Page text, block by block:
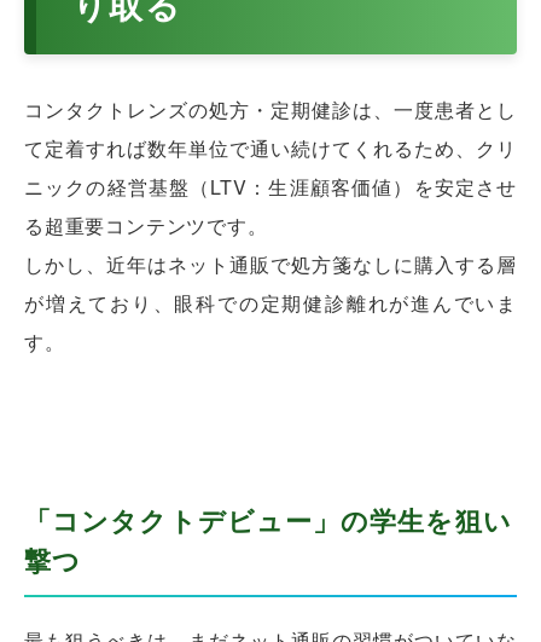
コンタクトレンズの処方・定期健診は、一度患者とし
て定着すれば数年単位で通い続けてくれるため、クリ
ニックの経営基盤（LTV：生涯顧客価値）を安定させ
る超重要コンテンツです。
しかし、近年はネット通販で処方箋なしに購入する層
が増えており、眼科での定期健診離れが進んでいま
す。
「コンタクトデビュー」の学生を狙い
撃つ